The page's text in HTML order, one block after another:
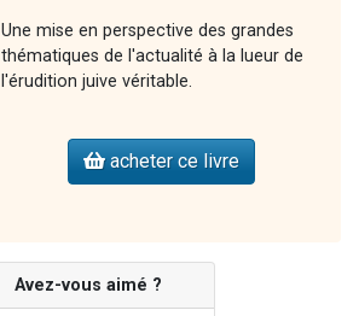
Une mise en perspective des grandes
thématiques de l'actualité à la lueur de
l'érudition juive véritable.
acheter ce livre
Avez-vous aimé ?